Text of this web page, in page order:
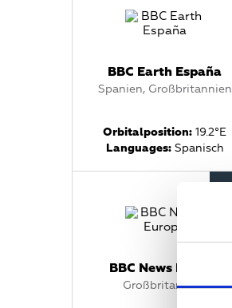
BBC Earth España
Spanien, Großbritannien
Orbitalposition: 19.2°E
Languages:Spanisch
BBC News Europe
Großbritannien